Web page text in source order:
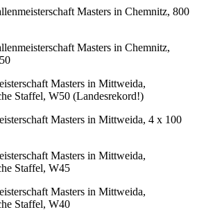
Masters in Chemnitz, 800
Masters in Chemnitz,
Masters in Mittweida,
Staffel, W50 (Landesrekord!)
Masters in Mittweida, 4 x 100
Masters in Mittweida,
Staffel, W45
Masters in Mittweida,
Staffel, W40